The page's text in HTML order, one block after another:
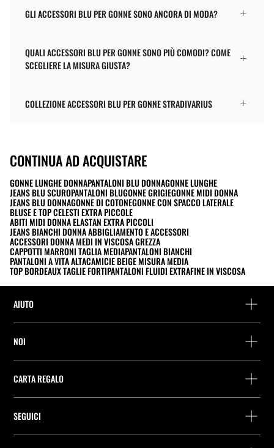
GLI ACCESSORI BLU PER GONNE SONO ANCORA DI MODA?
QUALI ACCESSORI BLU PER GONNE SONO PIÙ COMODI? COME
SCEGLIERE LA MISURA GIUSTA?
COLLEZIONE ACCESSORI BLU PER GONNE STRADIVARIUS
CONTINUA AD ACQUISTARE
GONNE LUNGHE DONNAPANTALONI BLU DONNAGONNE LUNGHE
JEANS BLU SCUROPANTALONI BLUGONNE GRIGIEGONNE MIDI DONNA
JEANS BLU DONNAGONNE DI COTONEGONNE CON SPACCO LATERALE
BLUSE E TOP CELESTI EXTRA PICCOLE
ABITI MIDI DONNA ELASTAN EXTRA PICCOLI
JEANS BIANCHI DONNA ABBIGLIAMENTO E ACCESSORI
ACCESSORI DONNA MEDI IN VISCOSA GREZZA
CAPPOTTI MARRONI TAGLIA MEDIAPANTALONI BIANCHI
PANTALONI A VITA ALTACAMICIE BEIGE MISURA MEDIA
TOP BORDEAUX TAGLIE FORTIPANTALONI FLUIDI EXTRAFINE IN VISCOSA
AIUTO
Rintraccia il tuo ordine
Ricerca dei punti di consegna
Preferenze per i cookie
NOI
Società
Company Profile
CARTA REGALO
Acquisto Carta Regalo
SEGUICI